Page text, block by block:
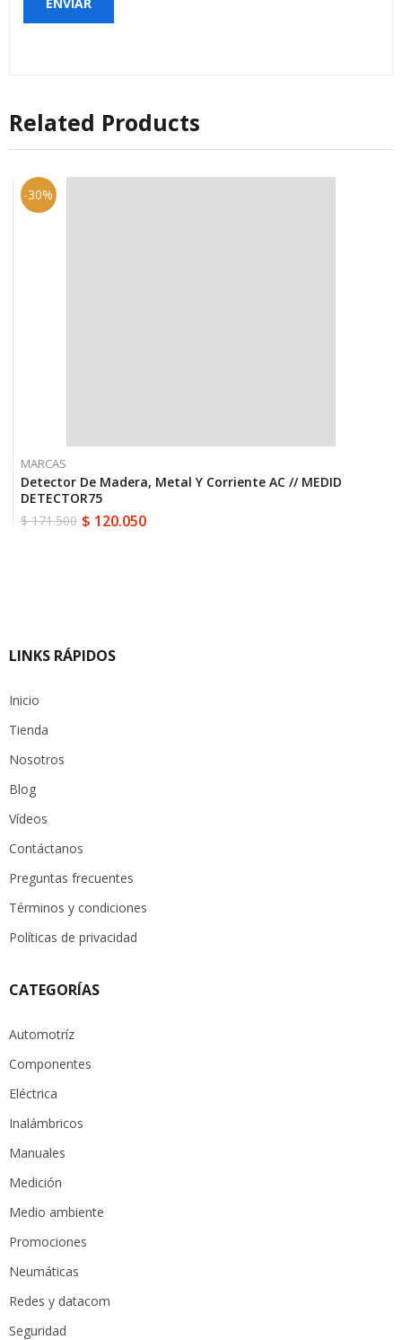
Related Products
-30%
MARCAS
Detector De Madera, Metal Y Corriente AC // MEDID
DETECTOR75
$171.500
El $ 120.050
El
LINKS RÁPIDOS
Inicio
Tienda
Nosotros
Blog
Vídeos
Contáctanos
Preguntas frecuentes
Términos y condiciones
Políticas de privacidad
CATEGORÍAS
Automotríz
Componentes
Eléctrica
Inalámbricos
Manuales
Medición
Medio ambiente
Promociones
Neumáticas
Redes y datacom
Seguridad